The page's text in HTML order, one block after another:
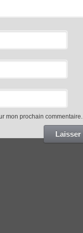
mon prochain commentaire.